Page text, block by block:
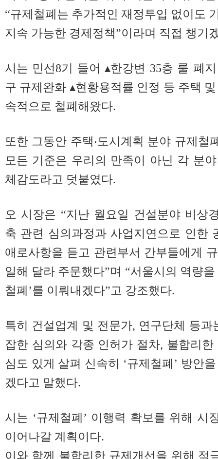
“규제철폐는 추가적인 재정투입 없이도
지속 가능한 경제정책”이라며 직접 챙기
시는 민선8기 들어 ▴한강변 35층 룰 폐
구 규제완화 ▴현황용적률 인정 등 주택
속적으로 철폐해왔다.
또한 그동안 주택‧도시계획 분야 규제철
모든 기준은 우리의 만족이 아닌 각 분
체감도라고 덧붙였다.
오 시장은 “지난 월요일 건설분야 비상
축 관련 심의과정과 사업지연으로 인한
애로사항을 듣고 관련부서 간부들에게
일해 달라 주문했다”며 “서울시의 역량
철폐’를 이뤄내겠다”고 강조했다.
특히 건설업계 및 전문가, 연구단체 등
잡한 심의와 각종 인허가 절차, 불합리
심도 있게 살펴 신속히 ‘규제철폐’ 방안
겠다고 말했다.
시는 ‘규제철폐’ 이행력 확보를 위해 시
이어나갈 계획이다.
이와 함께 불합리한 규제개선을 위해 적